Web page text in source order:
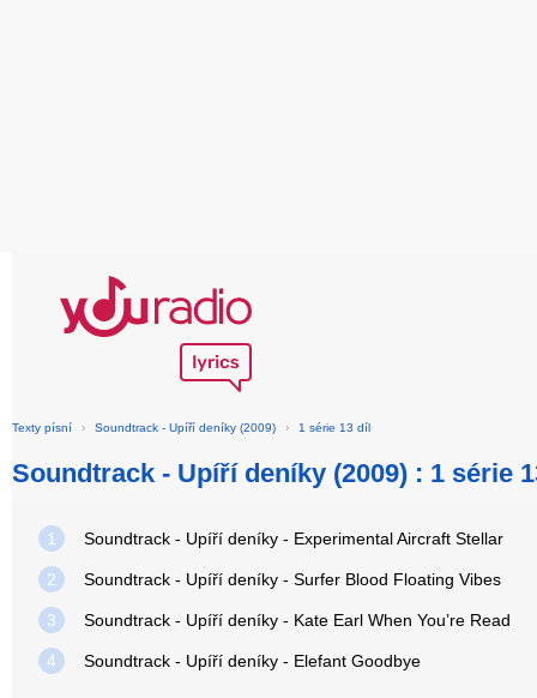
Texty písní › Soundtrack - Upíří deníky (2009) › 1 série 13 díl
Soundtrack - Upíří deníky (2009) : 1 série
1 Soundtrack - Upíří deníky - Experimental Aircraft Stellar
2 Soundtrack - Upíří deníky - Surfer Blood Floating Vibes
3 Soundtrack - Upíří deníky - Kate Earl When You’re Read
4 Soundtrack - Upíří deníky - Elefant Goodbye